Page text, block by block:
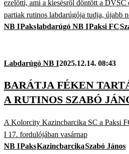
ezelőtti, ami a kiesésről döntött a DVSC
partiak rutinos labdarúgója tudja, újabb
NB IPakslabdarúgó NB IPaksi FC
Labdarúgó NB I2025.12.14. 08:43
BARÁTJA FÉKEN
A RUTINOS SZABÓ
A Kolorcity Kazincbarcika SC a Paksi
I 17. fordulójában vasárnap
NB IPaksKazincbarcikaSzabó János